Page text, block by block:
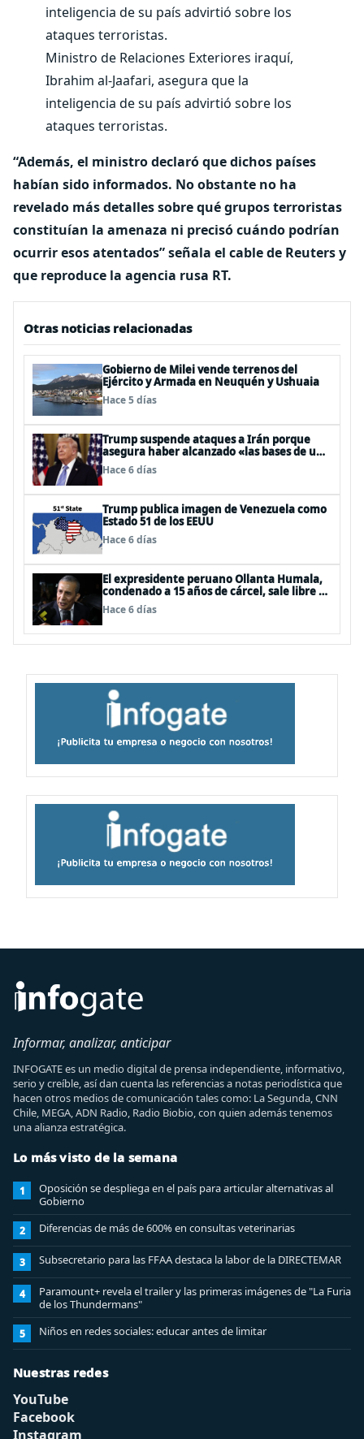
Ministro de Relaciones Exteriores iraquí,
Ibrahim al-Jaafari, asegura que la
inteligencia de su país advirtió sobre los
ataques terroristas.
“Además, el ministro declaró que dichos países
habían sido informados. No obstante no ha
revelado más detalles sobre qué grupos terroristas
constituían la amenaza ni precisó cuándo podrían
ocurrir esos atentados” señala el cable de Reuters y
que reproduce la agencia rusa RT.
Otras noticias relacionadas
Gobierno de Milei vende terrenos del
Ejército y Armada en Neuquén y Ushuaia
Hace 5 días
Trump suspende ataques a Irán porque
asegura haber alcanzado «las bases de un
acuerdo»
Hace 6 días
Trump publica imagen de Venezuela como
Estado 51 de los EEUU
Hace 6 días
El expresidente peruano Ollanta Humala,
condenado a 15 años de cárcel, sale libre al
anularse su caso
Hace 6 días
Informar, analizar, anticipar
INFOGATE es un medio digital de prensa independiente, informativo,
serio y creíble, así dan cuenta las referencias a notas periodística que
hacen otros medios de comunicación tales como: La Segunda, CNN
Chile, MEGA, ADN Radio, Radio Biobio, con quien además tenemos
una alianza estratégica.
Lo más visto de la semana
1
Oposición se despliega en el país para articular alternativas al
Gobierno
2 Diferencias de más de 600% en consultas veterinarias
3 Subsecretario para las FFAA destaca la labor de la DIRECTEMAR
4
Paramount+ revela el trailer y las primeras imágenes de "La Furia
de los Thundermans"
5 Niños en redes sociales: educar antes de limitar
Nuestras redes
YouTube
Facebook
Instagram